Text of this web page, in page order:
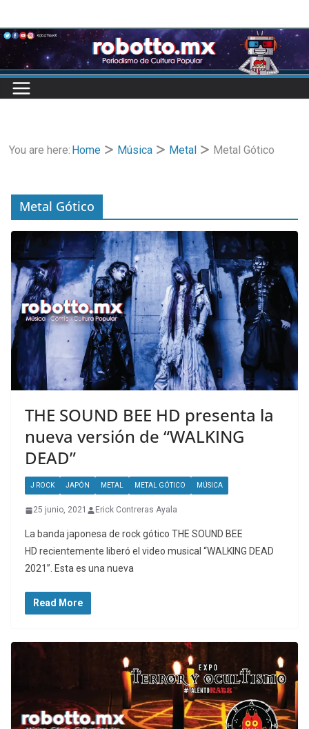
to
content
You are here: Home Música Metal Metal Gótico
Metal Gótico
THE SOUND BEE HD presenta la
nueva versión de “WALKING
DEAD”
J ROCK JAPÓN METAL METAL GÓTICO MÚSICA
25 junio, 2021 Erick Contreras Ayala
La banda japonesa de rock gótico THE SOUND BEE
HD recientemente liberó el video musical “WALKING DEAD
2021”. Esta es una nueva
Read More